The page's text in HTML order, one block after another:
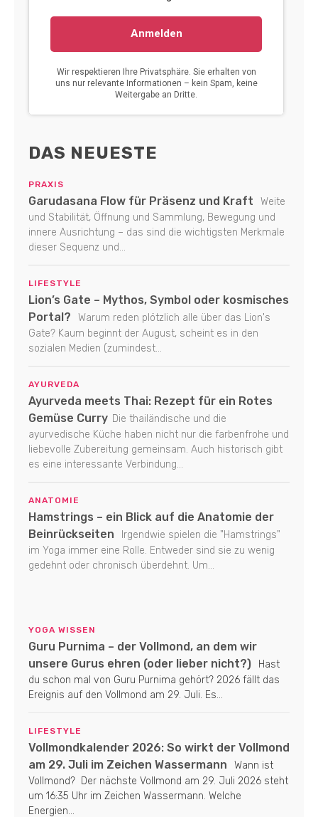
DAS NEUESTE
PRAXIS
Garudasana Flow für Präsenz und Kraft
Weite
und Stabilität, Öffnung und Sammlung, Bewegung und
innere Ausrichtung – das sind die wichtigsten Merkmale
dieser Sequenz und...
LIFESTYLE
Lion’s Gate – Mythos, Symbol oder kosmisches
Portal?
Warum reden plötzlich alle über das Lion's
Gate? Kaum beginnt der August, scheint es in den
sozialen Medien (zumindest...
AYURVEDA
Ayurveda meets Thai: Rezept für ein Rotes
Gemüse Curry Die thailändische und die
ayurvedische Küche haben nicht nur die farbenfrohe und
liebevolle Zubereitung gemeinsam. Auch historisch gibt
es eine interessante Verbindung...
ANATOMIE
Hamstrings – ein Blick auf die Anatomie der
Beinrückseiten
Irgendwie spielen die "Hamstrings"
im Yoga immer eine Rolle. Entweder sind sie zu wenig
gedehnt oder chronisch überdehnt. Um...
YOGA WISSEN
Guru Purnima – der Vollmond, an dem wir
unsere Gurus ehren (oder lieber nicht?)
Hast
du schon mal von Guru Purnima gehört? 2026 fällt das
Ereignis auf den Vollmond am 29. Juli. Es...
LIFESTYLE
Vollmondkalender 2026: So wirkt der Vollmond
am 29. Juli im Zeichen Wassermann
Wann ist
Vollmond? Der nächste Vollmond am 29. Juli 2026 steht
um 16:35 Uhr im Zeichen Wassermann. Welche
Energien...